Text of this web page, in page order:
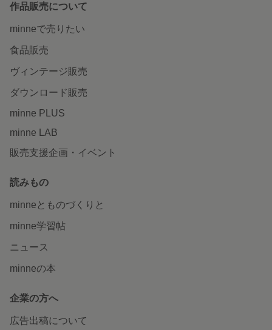
作品販売について
minneで売りたい
食品販売
ヴィンテージ販売
ダウンロード販売
minne PLUS
minne LAB
販売支援企画・イベント
読みもの
minneとものづくりと
minne学習帖
ニュース
minneの本
企業の方へ
広告出稿について